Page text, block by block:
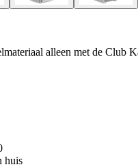
alleen met de Club
huis